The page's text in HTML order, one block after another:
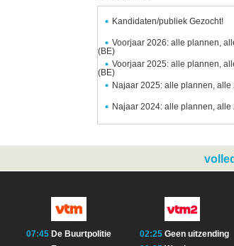
Kandidaten/publiek Gezocht!
Voorjaar 2026: alle plannen,
(BE)
Voorjaar 2025: alle plannen,
(BE)
Najaar 2025: alle plannen, alle
Najaar 2024: alle plannen, alle
07:45 De Buurtpolitie
02:25 Geen uitzending